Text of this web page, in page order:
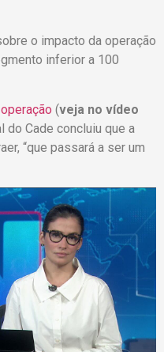
o impacto da operação
inferior a 100
(veja no vídeo
do Cade concluiu que a
“que passará a ser um